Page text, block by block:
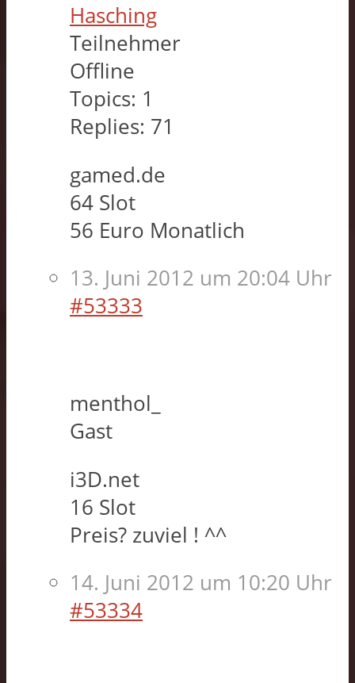
Hasching
Teilnehmer
Offline
Topics: 1
Replies: 71
gamed.de
64 Slot
56 Euro Monatlich
13. Juni 2012 um 20:04 Uhr
#53333
menthol_
Gast
i3D.net
16 Slot
Preis? zuviel ! ^^
14. Juni 2012 um 10:20 Uhr
#53334